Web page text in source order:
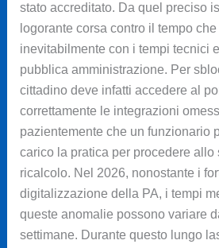
stato accreditato. Da quel preciso
logorante corsa contro il tempo
inevitabilmente con i tempi tecnici
pubblica amministrazione. Per
cittadino deve infatti accedere al
correttamente le integrazioni
pazientemente che un funzionario
carico la pratica per procedere allo
ricalcolo. Nel 2026, nonostante i
digitalizzazione della PA, i tempi
queste anomalie possono variare
settimane. Durante questo lungo